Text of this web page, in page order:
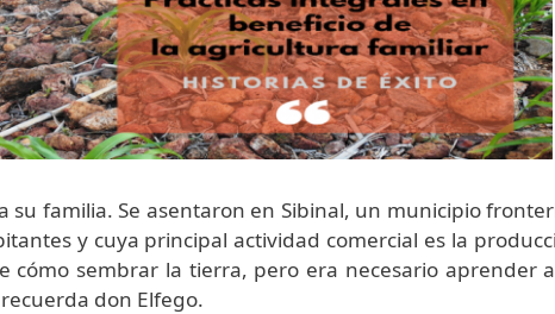
su familia. Se asentaron en Sibinal, un municipio
y cuya principal actividad comercial es la
cómo sembrar la tierra, pero era necesario
don Elfego.